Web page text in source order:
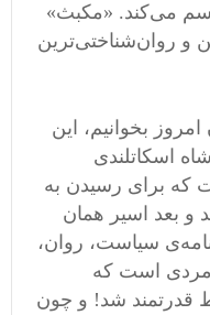
می‌کند. «مکبث»
و روان‌شناختی‌ترین
بخوانیم، این
اسکاتلندی
که برای رسیدن به
و بعد اسیر همان
سیاست، روان،
است که
قدرتمند شد! و چون